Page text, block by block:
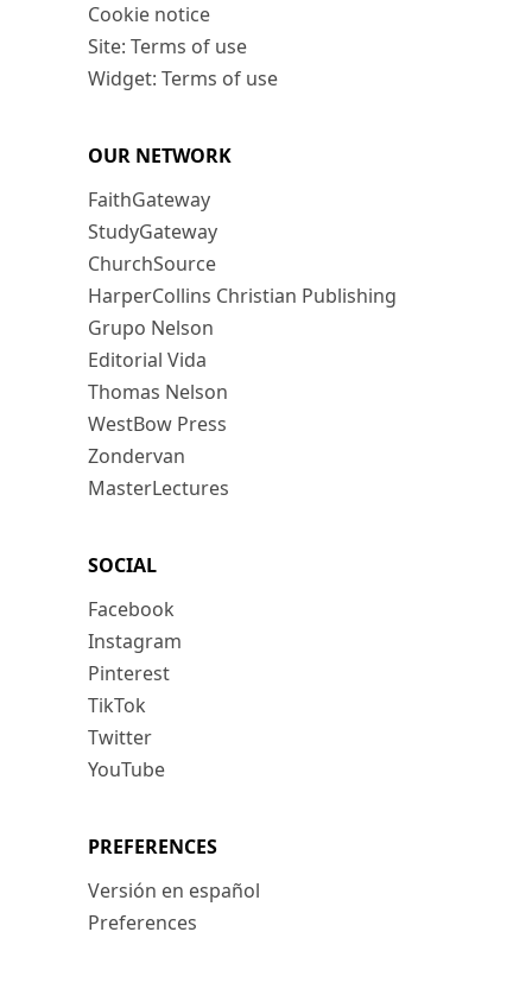
Cookie notice
Site: Terms of use
Widget: Terms of use
OUR NETWORK
FaithGateway
StudyGateway
ChurchSource
HarperCollins Christian Publishing
Grupo Nelson
Editorial Vida
Thomas Nelson
WestBow Press
Zondervan
MasterLectures
SOCIAL
Facebook
Instagram
Pinterest
TikTok
Twitter
YouTube
PREFERENCES
Versión en español
Preferences